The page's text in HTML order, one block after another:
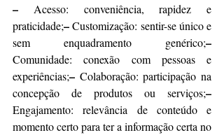
– Acesso: conveniência, rapidez e
praticidade;– Customização: sentir-se único e
sem enquadramento genérico;–
Comunidade: conexão com pessoas e
experiências;– Colaboração: participação na
concepção de produtos ou serviços;–
Engajamento: relevância de conteúdo e
momento certo para ter a informação certa no